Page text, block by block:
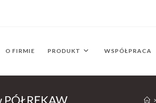
O FIRMIE PRODUKT WSPÓŁPRACA
>